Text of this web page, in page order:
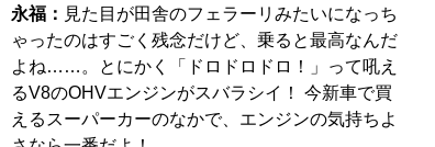
永福： 見た目が田舎のフェラーリみたいになっち
ゃったのはすごく残念だけど、乗ると最高なんだ
よね……。とにかく「ドロドロドロ！」って吼え
るV8のOHVエンジンがスバラシイ！ 今新車で買
えるスーパーカーのなかで、エンジンの気持ちよ